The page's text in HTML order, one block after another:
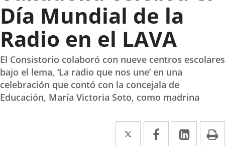
Día Mundial de la
Radio en el LAVA
El Consistorio colaboró con nueve centros escolares
bajo el lema, ‘La radio que nos une’ en una
celebración que contó con la concejala de
Educación, María Victoria Soto, como madrina
Twitter
Enlace Facebook
EnlaceEnlace